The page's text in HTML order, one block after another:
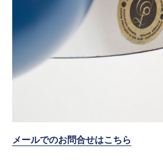
メールでのお問合せはこちら